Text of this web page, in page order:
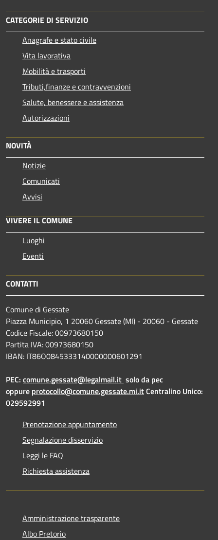
CATEGORIE DI SERVIZIO
Anagrafe e stato civile
Vita lavorativa
Mobilità e trasporti
Tributi,finanze e contravvenzioni
Salute, benessere e assistenza
Autorizzazioni
NOVITÀ
Notizie
Comunicati
Avvisi
VIVERE IL COMUNE
Luoghi
Eventi
CONTATTI
Comune di Gessate
Piazza Municipio, 1 20060 Gessate (MI) - 20060 - Gessate
Codice Fiscale: 00973680150
Partita IVA: 00973680150
IBAN: IT86O0845333140000000601291
PEC: comune.gessate@legalmail.it solo da pec
oppure protocollo@comune.gessate.mi.itCentralino Unico:
029592991
Prenotazione appuntamento
Segnalazione disservizio
Leggi le FAQ
Richiesta assistenza
Amministrazione trasparente
Albo Pretorio